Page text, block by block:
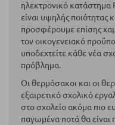
ηλεκτρονικό κατάστημα
είναι υψηλής ποιότητας
προσφέρουμε επίσης
τον οικογενειακό
υποδεχτείτε κάθε νέα
πρόβλημα.
Οι θερμόσακοι και οι
εξαιρετικό σχολικό
στο σχολείο ακόμα πιο
παγωμένα ποτά θα είναι